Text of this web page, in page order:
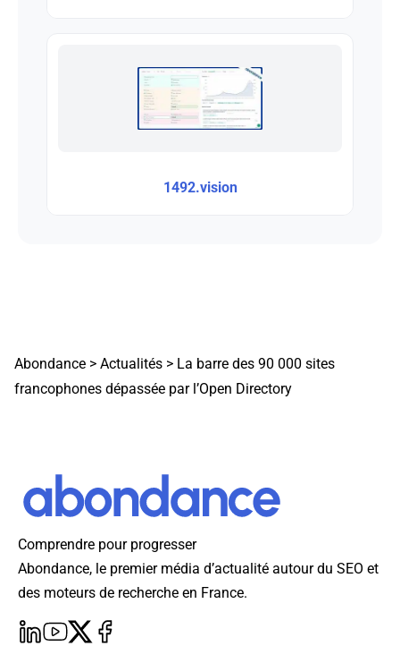
1492.vision
Abondance > Actualités > La barre des 90 000 sites
francophones dépassée par l’Open Directory
Comprendre pour progresser
Abondance, le premier média d’actualité autour du SEO et
des moteurs de recherche en France.